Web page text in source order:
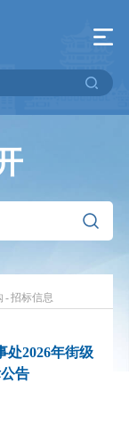
-招标信息
处2026年街级
告